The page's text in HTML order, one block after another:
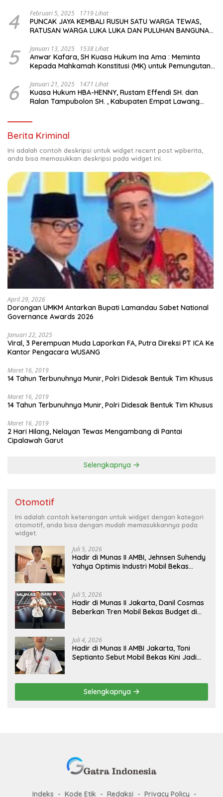
dan Bapak Rey Mencabut Gugatannya ke MK
4 Februari 5, 2025 1719 Lihat
PUNCAK JAYA KEMBALI RUSUH SATU WARGA TEWAS,
RATUSAN WARGA LUKA LUKA DAN PULUHAN BANGUNAN
5 Januari 13, 2025 1538 Lihat
Anwar Kafara, SH Kuasa Hukum Ina Ama : Meminta
Kepada Mahkamah Konstitusi (MK) untuk Pemungutan
6 Januari 21, 2025 1471 Lihat
Kuasa Hukum HBA-HENNY, Rustam Effendi SH. dan
Ralan Tampubolon SH. , Kabupaten Empat Lawang
Berita Kriminal
Ini adalah contoh deskripsi untuk widget recent post wpberita,
anda bisa memasukkan deskripsi pada widget ini.
April 29, 2026
Dorongan UMKM Antarkan Bupati Lamandau Sabet National
Governance Awards 2026
Januari 22, 2025
Viral, 3 Perempuan Muda Laporkan FA, Putra Direksi PT ICA Ke
Kantor Pengacara WUSANG
Maret 16, 2019
14 Tahun Terbunuhnya Munir, Polri Didesak Bentuk Tim Khusus
Maret 16, 2019
14 Tahun Terbunuhnya Munir, Polri Didesak Bentuk Tim Khusus
Maret 16, 2019
2 Hari Hilang, Nelayan Tewas Mengambang di Pantai
Cipalawah Garut
Selengkapnya
Otomotif
Ini adalah contoh keterangan untuk widget dengan kategori
otomotif, anda bisa dengan mudah memasukkannya pada
widget.
Juli 5, 2026
Hadir di Munas II AMBI, Jehnsen Suhendy
Yahya Optimis Industri Mobil Bekas
Juli 5, 2026
Hadir di Munas II Jakarta, Danil Cosmas
Beberkan Tren Mobil Bekas Budget di
Juli 4, 2026
Hadir di Munas II AMBI Jakarta, Toni
Septianto Sebut Mobil Bekas Kini Jadi
Selengkapnya
Indeks Kode Etik Redaksi Privacy Policy